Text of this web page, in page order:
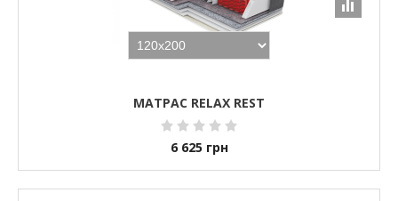
МАТРАС RELAX REST
6 625 грн